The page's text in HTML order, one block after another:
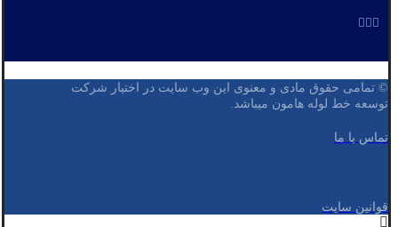
© تمامی حقوق مادی و معنوی این وب سایت در اختیار شرکت
توسعه خط لوله هامون میباشد.
تماس با ما
قوانین سایت